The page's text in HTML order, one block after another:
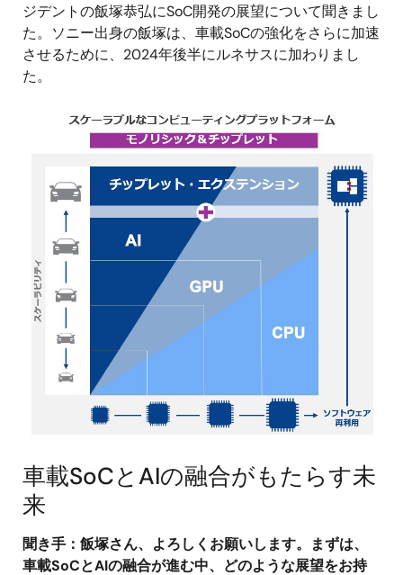
ジデントの飯塚恭弘にSoC開発の展望について聞きまし
た。ソニー出身の飯塚は、車載SoCの強化をさらに加速
させるために、2024年後半にルネサスに加わりまし
た。
車載SoCとAIの融合がもたらす未
来
聞き手：飯塚さん、よろしくお願いします。まずは、
車載SoCとAIの融合が進む中、どのような展望をお持